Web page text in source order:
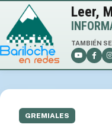
Leer,
TAMBIÉN
GREMIALES